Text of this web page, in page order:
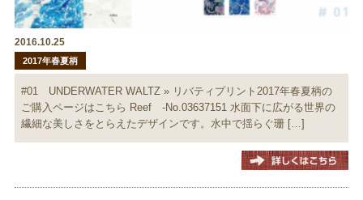
2016.10.25
2017年春夏柄
#01 UNDERWATER WALTZ » リバティプリント2017年春夏柄の
ご購入ページはこちら Reef -No.03637151 水面下に広がる世界の
繊細な美しさをとらえたデザインです。水中で揺らぐ珊 […]